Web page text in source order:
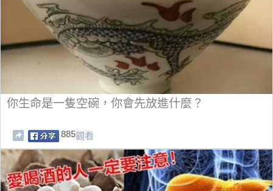
你生命是一隻空碗，你會先放進什麼？
885觀看